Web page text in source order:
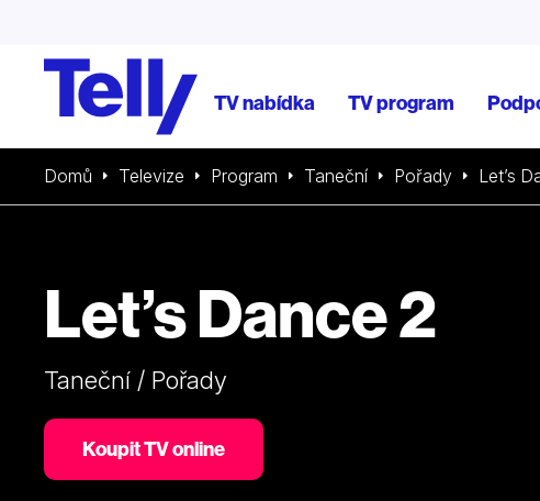
TV nabídka TV program
Domů Televize Program Taneční Pořady Let’s
Let’s Dance 2
Taneční / Pořady
Koupit TV online